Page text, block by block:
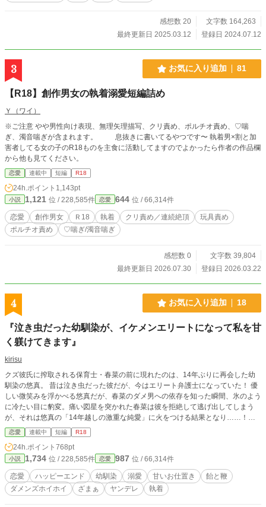
感想数 20
文字数 164,263
最終更新日 2025.03.12
登録日 2024.07.12
3 お気に入り追加 81
【R18】創作男女の執着溺愛短編詰め
Ｙ（ワイ）
※ご注意 やや男性向け表現、無理矢理描写、クリ責め、ポルチオ責め、♡喘
ぎ、濁音喘ぎが含まれます。 息抜きに書いてるやつです〜 執着男×割と加
害者してる女の子のR18ものを主食に活動してますのでよかったら作者の作品欄
から他も見てください。
恋愛 連載中 短編 R18
24h.ポイント 1,143pt
小説 1,121 位 / 228,585件 恋愛 644 位 / 66,314件
恋愛 創作男女 Ｒ18 執着 クリ責め／連続絶頂
玩具責め
ポルチオ責め
♡喘ぎ/濁音喘ぎ
感想数 0
文字数 39,804
最終更新日 2026.07.30
登録日 2026.03.22
4 お気に入り追加 18
『泣き虫だった幼馴染が、イケメンエリートになって私を甘
く躾けてきます』
kirisu
クズ彼氏に搾取される保育士・春菜の前に現れたのは、14年ぶりに再会した幼
馴染の悠真。 昔は泣き虫だった彼だが、今はエリート弁護士になっていた！ 優
しい微笑みを浮かべる悠真だが、春菜のダメ男への依存を知った瞬間、氷のよう
に冷たい目に豹変。痛い図星を突かれた春菜は彼を拒絶して逃げ出してしまう
が、それは悠真の「14年越しの激重な純愛」に火をつける結果となり……！？
逃亡不可の強制溺愛ラブストーリー！
恋愛 連載中 短編 R18
24h.ポイント 768pt
小説 1,734 位 / 228,585件 恋愛 987 位 / 66,314件
恋愛 ハッピーエンド 幼馴染 溺愛 甘いお仕置き
飴と鞭
ダメンズホイホイ
ざまぁ ヤンデレ 執着